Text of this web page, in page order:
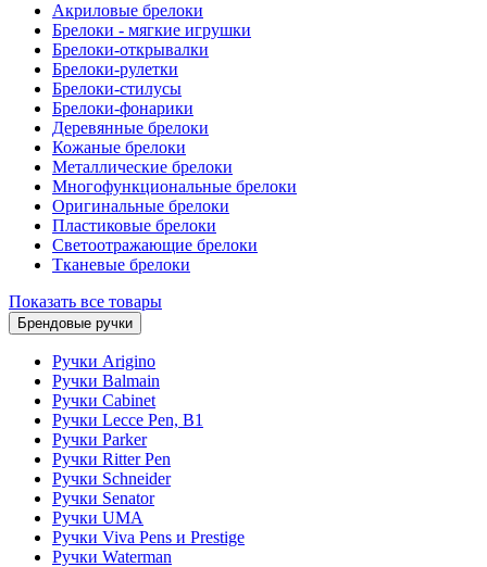
Акриловые брелоки
Брелоки - мягкие игрушки
Брелоки-открывалки
Брелоки-рулетки
Брелоки-стилусы
Брелоки-фонарики
Деревянные брелоки
Кожаные брелоки
Металлические брелоки
Многофункциональные брелоки
Оригинальные брелоки
Пластиковые брелоки
Светоотражающие брелоки
Тканевые брелоки
Показать все товары
Брендовые ручки
Ручки Arigino
Ручки Balmain
Ручки Cabinet
Ручки Lecce Pen, B1
Ручки Parker
Ручки Ritter Pen
Ручки Schneider
Ручки Senator
Ручки UMA
Ручки Viva Pens и Prestige
Ручки Waterman